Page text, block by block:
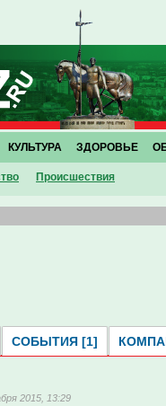
Проиcшествия
КУЛЬТУРА ЗДОРОВЬЕ
СОБЫТИЯ [1]
2015, 13:29